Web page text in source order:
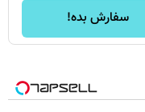
سفارش بده!